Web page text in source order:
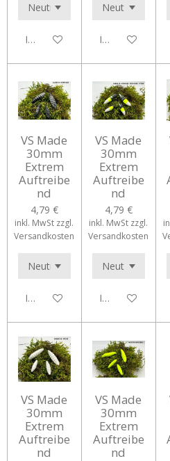
In den WarenkorbIn den
VS Made
30mm
Extrem
Auftreibe
nd
4,79 €
inkl. MwSt zzgl.
Versandkosten
In den Warenkorb
VS Made
30mm
Extrem
Auftreibe
nd
4,79 €
inkl. MwSt zzgl.
Versandkosten
In den
VS Made
30mm
Extrem
Auftreibe
nd
VS Made
30mm
Extrem
Auftreibe
nd